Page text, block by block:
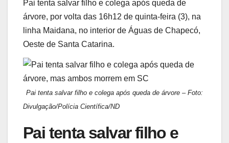
Pai tenta salvar filho e colega após queda de
árvore, por volta das 16h12 de quinta-feira (3), na
linha Maidana, no interior de Águas de Chapecó,
Oeste de Santa Catarina.
Pai tenta salvar filho e colega após queda de árvore – Foto:
Divulgação/Polícia Científica/ND
Pai tenta salvar filho e